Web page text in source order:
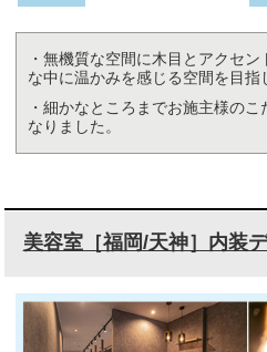
・無機質な空間に木目とアクセ
な中に温かみを感じる空間を目指
・細かなところまでお施主様の
なりました。
美容室［福岡/天神］内装